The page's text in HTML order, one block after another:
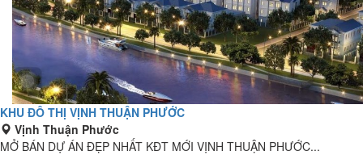
KHU ĐÔ THỊ VỊNH THUẬN PHƯỚC
Vịnh Thuận Phước
MỞ BÁN DỰ ÁN ĐẸP NHẤT KĐT MỚI VỊNH THUẬN PHƯỚC...